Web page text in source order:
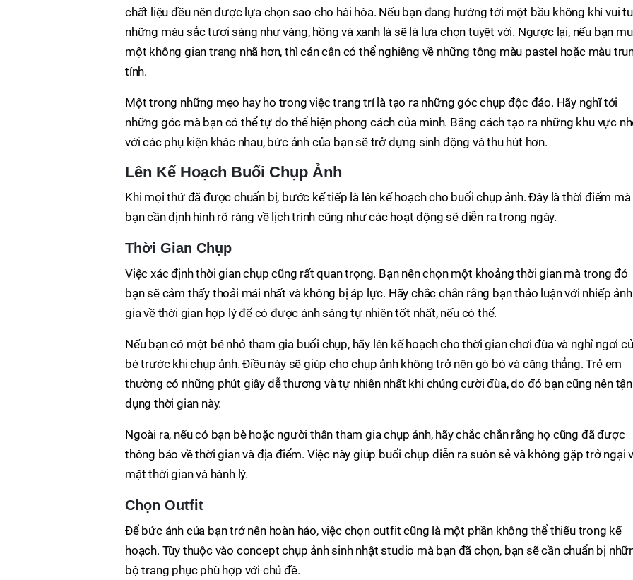
chất liệu đều nên được lựa chọn sao cho hài hòa. Nếu bạn đang hướng tới một bầu không khí vui
những màu sắc tươi sáng như vàng, hồng và xanh lá sẽ là lựa chọn tuyệt vời. Ngược lại, nếu bạn
một không gian trang nhã hơn, thì cán cân có thể nghiêng về những tông màu pastel hoặc màu
tính.
Một trong những mẹo hay ho trong việc trang trí là tạo ra những góc chụp độc đáo. Hãy nghĩ tới
những góc mà bạn có thể tự do thể hiện phong cách của mình. Bằng cách tạo ra những khu vực
với các phụ kiện khác nhau, bức ảnh của bạn sẽ trở dựng sinh động và thu hút hơn.
Lên Kế Hoạch Buổi Chụp Ảnh
Khi mọi thứ đã được chuẩn bị, bước kế tiếp là lên kế hoạch cho buổi chụp ảnh. Đây là thời điểm mà
bạn cần định hình rõ ràng về lịch trình cũng như các hoạt động sẽ diễn ra trong ngày.
Thời Gian Chụp
Việc xác định thời gian chụp cũng rất quan trọng. Bạn nên chọn một khoảng thời gian mà trong đó
bạn sẽ cảm thấy thoải mái nhất và không bị áp lực. Hãy chắc chắn rằng bạn thảo luận với nhiếp ảnh
gia về thời gian hợp lý để có được ánh sáng tự nhiên tốt nhất, nếu có thể.
Nếu bạn có một bé nhỏ tham gia buổi chụp, hãy lên kế hoạch cho thời gian chơi đùa và nghỉ ngơi
bé trước khi chụp ảnh. Điều này sẽ giúp cho chụp ảnh không trở nên gò bó và căng thẳng. Trẻ em
thường có những phút giây dễ thương và tự nhiên nhất khi chúng cười đùa, do đó bạn cũng nên tận
dụng thời gian này.
Ngoài ra, nếu có bạn bè hoặc người thân tham gia chụp ảnh, hãy chắc chắn rằng họ cũng đã được
thông báo về thời gian và địa điểm. Việc này giúp buổi chụp diễn ra suôn sẻ và không gặp trở ngại
mặt thời gian và hành lý.
Chọn Outfit
Để bức ảnh của bạn trở nên hoàn hảo, việc chọn outfit cũng là một phần không thể thiếu trong kế
hoạch. Tùy thuộc vào concept chụp ảnh sinh nhật studio mà bạn đã chọn, bạn sẽ cần chuẩn bị
bộ trang phục phù hợp với chủ đề.